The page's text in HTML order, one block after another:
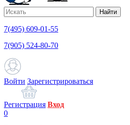
Найти
7(495) 609-01-55
7(905) 524-80-70
Войти Зарегистрироваться
Регистрация Вход
0